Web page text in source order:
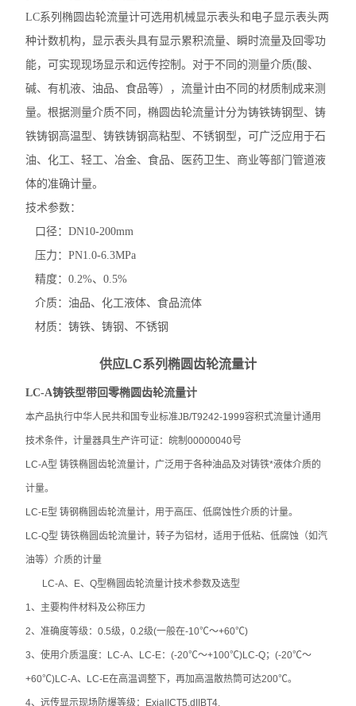
LC系列椭圆齿轮流量计可选用机械显示表头和电子显示表头两
种计数机构，显示表头具有显示累积流量、瞬时流量及回零功
能，可实现现场显示和远传控制。对于不同的测量介质(酸、
碱、有机液、油品、食品等），流量计由不同的材质制成来测
量。根据测量介质不同，椭圆齿轮流量计分为铸铁铸钢型、铸
铁铸钢高温型、铸铁铸钢高粘型、不锈钢型，可广泛应用于石
油、化工、轻工、冶金、食品、医药卫生、商业等部门管道液
体的准确计量。
技术参数：
口径：DN10-200mm
压力：PN1.0-6.3MPa
精度：0.2%、0.5%
介质：油品、化工液体、食品流体
材质：铸铁、铸钢、不锈钢
供应LC系列椭圆齿轮流量计
LC-A铸铁型带回零椭圆齿轮流量计
本产品执行中华人民共和国专业标准JB/T9242-1999容积式流量计通用
技术条件，计量器具生产许可证：皖制00000040号
LC-A型 铸铁椭圆齿轮流量计，广泛用于各种油品及对铸铁*液体介质的
计量。
LC-E型 铸钢椭圆齿轮流量计，用于高压、低腐蚀性介质的计量。
LC-Q型 铸铁椭圆齿轮流量计，转子为铝材，适用于低粘、低腐蚀（如汽
油等）介质的计量
LC-A、E、Q型椭圆齿轮流量计技术参数及选型
1、主要构件材料及公称压力
2、准确度等级：0.5级，0.2级(一般在-10℃～+60℃)
3、使用介质温度：LC-A、LC-E：(-20℃～+100℃)LC-Q；(-20℃～
+60℃)LC-A、LC-E在高温调整下，再加高温散热筒可达200℃。
4、远传显示现场防爆等级：ExiaIICT5,dIIBT4.